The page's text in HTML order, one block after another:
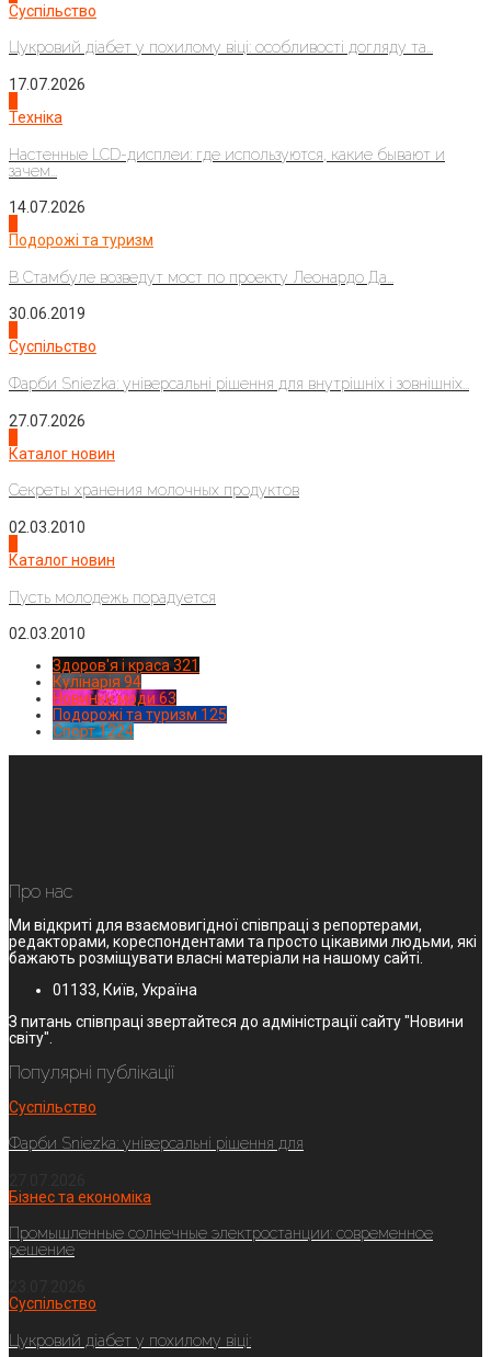
Суспільство
Цукровий діабет у похилому віці: особливості догляду та...
17.07.2026
Техніка
Настенные LCD-дисплеи: где используются, какие бывают и
зачем...
14.07.2026
Подорожі та туризм
В Стамбуле возведут мост по проекту Леонардо Да...
30.06.2019
Суспільство
Фарби Sniezka: універсальні рішення для внутрішніх і зовнішніх...
27.07.2026
Каталог новин
Секреты хранения молочных продуктов
02.03.2010
Каталог новин
Пусть молодежь порадуется
02.03.2010
Здоров'я і краса 321
Кулінарія 94
Новинки моди 63
Подорожі та туризм 125
Спорт1224
Про нас
Ми відкриті для взаємовигідної співпраці з репортерами,
редакторами, кореспондентами та просто цікавими людьми, які
бажають розміщувати власні матеріали на нашому сайті.
01133, Київ, Україна
З питань співпраці звертайтеся до адміністрації сайту "Новини
світу".
Популярні публікації
Суспільство
Фарби Sniezka: універсальні рішення для
Бізнес та економіка
Промышленные солнечные электростанции: современное
решение
Суспільство
Цукровий діабет у похилому віці: